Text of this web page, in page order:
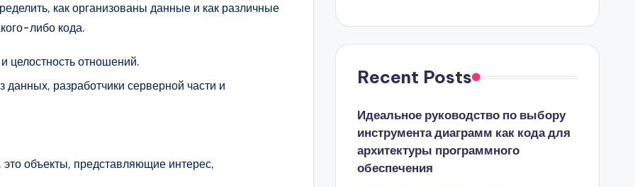
как организованы данные и как различные
либо кода.
целостность отношений.
данных, разработчики серверной части и
объекты, представляющие интерес,
Recent Posts
Идеальное руководство по выбору
инструмента диаграмм как кода для
архитектуры программного
обеспечения